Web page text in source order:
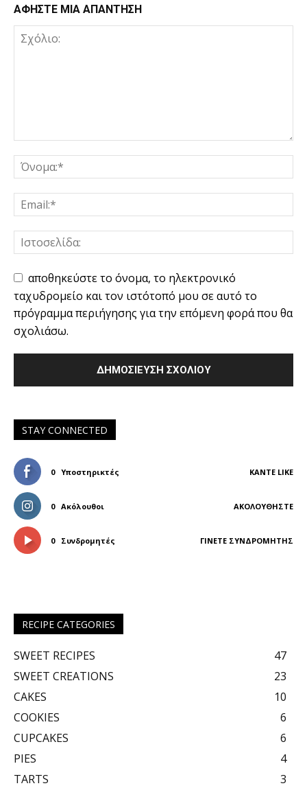
ΑΦΗΣΤΕ ΜΙΑ ΑΠΑΝΤΗΣΗ
αποθηκεύστε το όνομα, το ηλεκτρονικό
ταχυδρομείο και τον ιστότοπό μου σε αυτό το
πρόγραμμα περιήγησης για την επόμενη φορά που θα
σχολιάσω.
STAY CONNECTED
0 Υποστηρικτές ΚΆΝΤΕ LIKE
0 Ακόλουθοι ΑΚΟΛΟΥΘΉΣΤΕ
0 Συνδρομητές ΓΊΝΕΤΕ ΣΥΝΔΡΟΜΗΤΉΣ
RECIPE CATEGORIES
SWEET RECIPES
47
SWEET CREATIONS
23
CAKES
10
COOKIES
6
CUPCAKES
6
PIES
4
TARTS
3